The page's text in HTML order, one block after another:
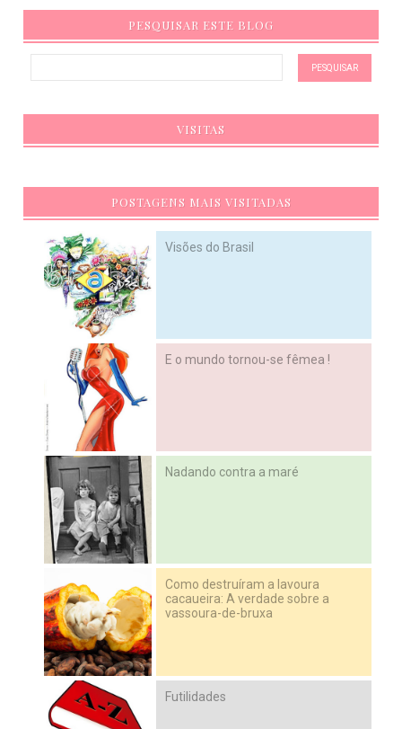
PESQUISAR ESTE BLOG
VISITAS
POSTAGENS MAIS VISITADAS
Visões do Brasil
E o mundo tornou-se fêmea !
Nadando contra a maré
Como destruíram a lavoura
cacaueira: A verdade sobre a
vassoura-de-bruxa
Futilidades